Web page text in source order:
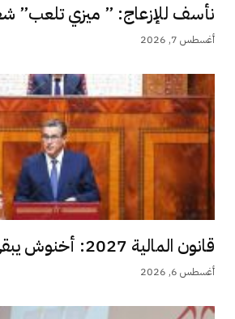
نأسف للإزعاج: ” ميزي تلعب”
أغسطس 7, 2026
قانون المالية 2027: أخنوش يبقي على دعم...
أغسطس 6, 2026